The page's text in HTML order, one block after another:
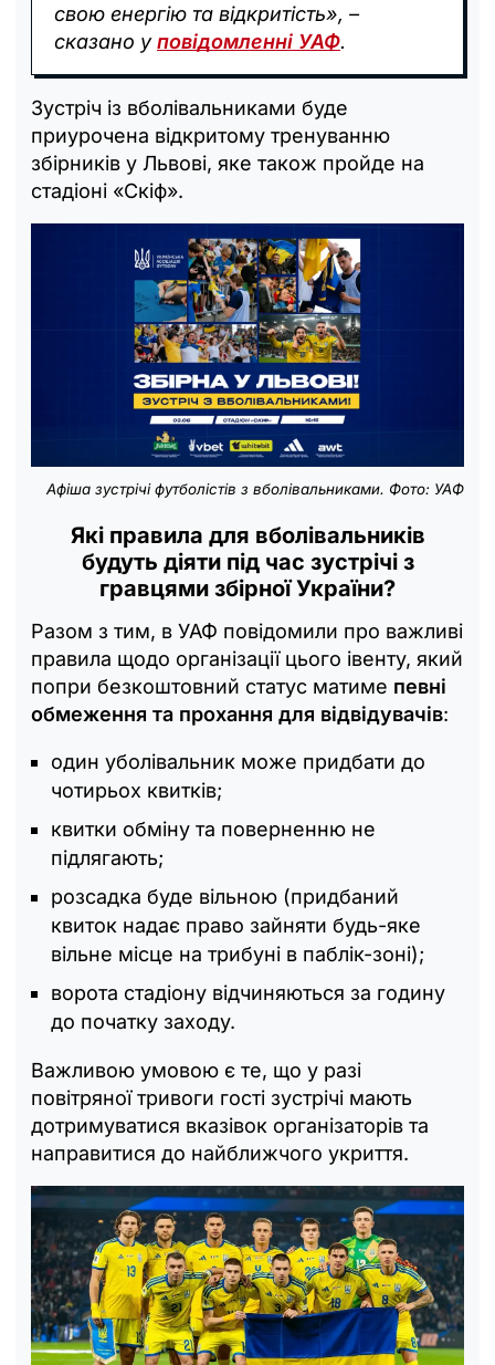
свою енергію та відкритість», –
сказано уповідомленні УАФ.
Зустріч із вболівальниками буде
приурочена відкритому тренуванню
збірників у Львові, яке також пройде на
стадіоні «Скіф».
Афіша зустрічі футболістів з вболівальниками. Фото: УАФ
Які правила для вболівальників
будуть діяти під час зустрічі з
гравцями збірної України?
Разом з тим, в УАФ повідомили про важливі
правила щодо організації цього івенту, який
попри безкоштовний статус матиме певні
обмеження та прохання для відвідувачів:
один уболівальник може придбати до
чотирьох квитків;
квитки обміну та поверненню не
підлягають;
розсадка буде вільною (придбаний
квиток надає право зайняти будь-яке
вільне місце на трибуні в паблік-зоні);
ворота стадіону відчиняються за годину
до початку заходу.
Важливою умовою є те, що у разі
повітряної тривоги гості зустрічі мають
дотримуватися вказівок організаторів та
направитися до найближчого укриття.